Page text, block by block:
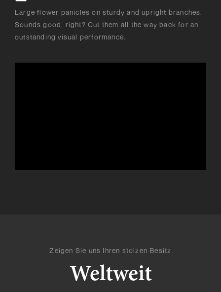
Large flower panicles on sturdy and upright branches.
Sounds good, right? Cut them all the way back for an
outstanding visual performance.
Zeigen Sie uns Ihren stolzen Besitz
Weltweit